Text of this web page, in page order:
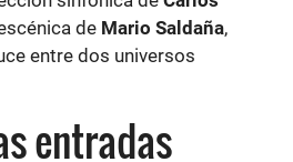
de Mario Saldaña,
entre dos universos
entradas